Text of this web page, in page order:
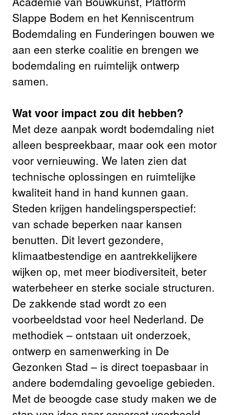
Slappe Bodem en het Kenniscentrum
Bodemdaling en Funderingen bouwen we
aan een sterke coalitie en brengen we
bodemdaling en ruimtelijk ontwerp
samen.
Wat voor impact zou dit hebben?
Met deze aanpak wordt bodemdaling niet
alleen bespreekbaar, maar ook een motor
voor vernieuwing. We laten zien dat
technische oplossingen en ruimtelijke
kwaliteit hand in hand kunnen gaan.
Steden krijgen handelingsperspectief:
van schade beperken naar kansen
benutten. Dit levert gezondere,
klimaatbestendige en aantrekkelijkere
wijken op, met meer biodiversiteit, beter
waterbeheer en sterke sociale structuren.
De zakkende stad wordt zo een
voorbeeldstad voor heel Nederland. De
methodiek – ontstaan uit onderzoek,
ontwerp en samenwerking in De
Gezonken Stad – is direct toepasbaar in
andere bodemdaling gevoelige gebieden.
Met de beoogde case study maken we de